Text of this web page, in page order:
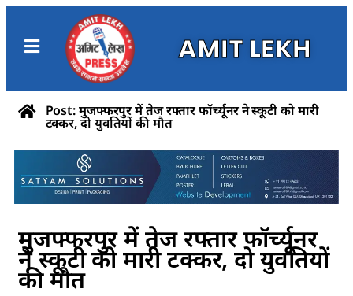
AMIT LEKH
Post: मुजफ्फरपुर में तेज रफ्तार फॉर्च्यूनर ने स्कूटी को मारी
टक्कर, दो युवतियों की मौत
मुजफ्फरपुर में तेज रफ्तार फॉर्च्यूनर
ने स्कूटी को मारी टक्कर, दो युवतियों
की मौत